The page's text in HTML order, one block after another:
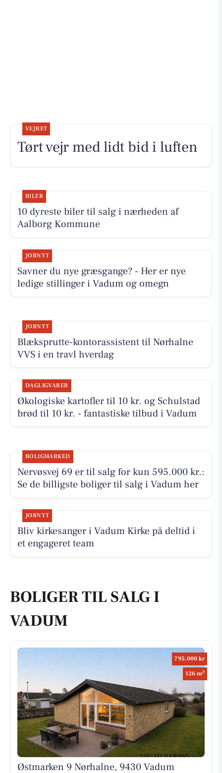
VEJRET
Tørt vejr med lidt bid i luften
BILER
10 dyreste biler til salg i nærheden af
Aalborg Kommune
JOBNYT
Savner du nye græsgange? - Her er nye
ledige stillinger i Vadum og omegn
JOBNYT
Blæksprutte-kontorassistent til Nørhalne
VVS i en travl hverdag
DAGLIGVARER
Økologiske kartofler til 10 kr. og Schulstad
brød til 10 kr. - fantastiske tilbud i Vadum
BOLIGMARKED
Nervøsvej 69 er til salg for kun 595.000 kr.:
Se de billigste boliger til salg i Vadum her
JOBNYT
Bliv kirkesanger i Vadum Kirke på deltid i
et engageret team
BOLIGER TIL SALG I
VADUM
795.000 kr
126 m2
Østmarken 9 Nørhalne, 9430 Vadum